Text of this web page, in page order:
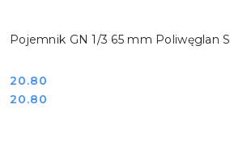
Pojemnik GN 1/3 65 mm Poliwęglan
Cena:
20.80
Cena:
20.80